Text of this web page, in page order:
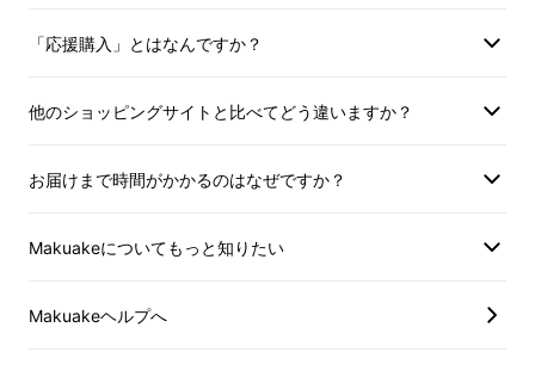
満足感】
「和牛×ホルスタイン牛」
和牛は肉の油の中では星3つ。
ホルスタイン牛はジューシーな赤身の星3つ。
本商品はクール宅急便となり、下記地
了承ください。
根島、小笠原諸島：小笠原村（父島・
冷凍保存
村（利島）・御蔵
母島・硫黄島・南
「応援購入」とはなんですか？
他のショッピングサイトと比べてどう違いますか？
お届けまで時間がかかるのはなぜですか？
Makuakeについてもっと知りたい
Makuakeヘルプへ